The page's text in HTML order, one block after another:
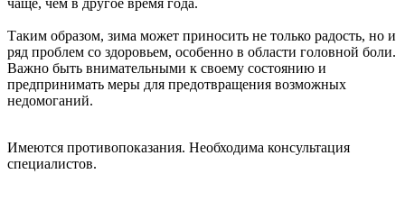
Таким образом, зима может приносить не только радость, но и
ряд проблем со здоровьем, особенно в области головной боли.
Важно быть внимательными к своему состоянию и
предпринимать меры для предотвращения возможных
недомоганий.
Имеются противопоказания. Необходима консультация
специалистов.